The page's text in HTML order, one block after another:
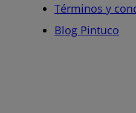
Términos y
Blog Pintuco